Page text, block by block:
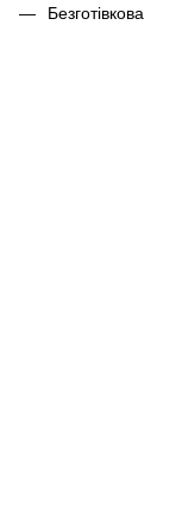
Безготівкова